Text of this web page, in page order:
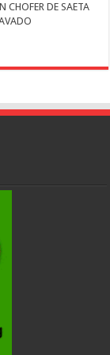
DE SAETA